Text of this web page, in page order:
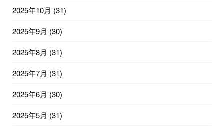
2025年10月 (31)
2025年9月 (30)
2025年8月 (31)
2025年7月 (31)
2025年6月 (30)
2025年5月 (31)